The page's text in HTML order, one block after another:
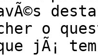
o
jÃ¡